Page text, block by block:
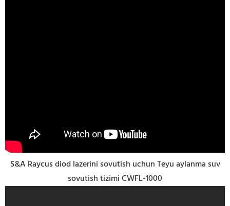
S&A Raycus diod lazerini sovutish uchun Teyu aylanma suv
sovutish tizimi CWFL-1000